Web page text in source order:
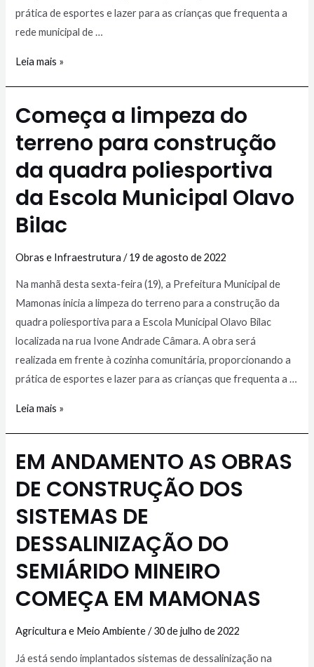
prática de esportes e lazer para as crianças que frequenta a
rede municipal de …
Leia mais »
Começa a limpeza do
terreno para construção
da quadra poliesportiva
da Escola Municipal Olavo
Bilac
Obras e Infraestrutura /19 de agosto de 2022
Na manhã desta sexta-feira (19), a Prefeitura Municipal de
Mamonas inicia a limpeza do terreno para a construção da
quadra poliesportiva para a Escola Municipal Olavo Bilac
localizada na rua Ivone Andrade Câmara. A obra será
realizada em frente à cozinha comunitária, proporcionando a
prática de esportes e lazer para as crianças que frequenta a …
Leia mais »
EM ANDAMENTO AS OBRAS
DE CONSTRUÇÃO DOS
SISTEMAS DE
DESSALINIZAÇÃO DO
SEMIÁRIDO MINEIRO
COMEÇA EM MAMONAS
Agricultura e Meio Ambiente/30 de julho de 2022
Já está sendo implantados sistemas de dessalinização na